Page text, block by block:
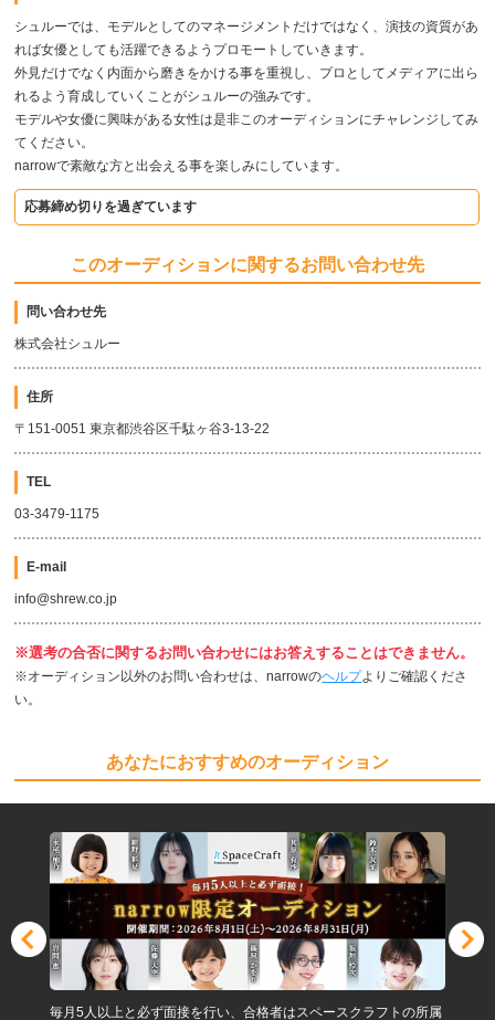
シュルーでは、モデルとしてのマネージメントだけではなく、演技の資質があ
れば女優としても活躍できるようプロモートしていきます。
外見だけでなく内面から磨きをかける事を重視し、プロとしてメディアに出ら
れるよう育成していくことがシュルーの強みです。
モデルや女優に興味がある女性は是非このオーディションにチャレンジしてみ
てください。
narrowで素敵な方と出会える事を楽しみにしています。
応募締め切りを過ぎています
このオーディションに関するお問い合わせ先
問い合わせ先
株式会社シュルー
住所
〒151-0051 東京都渋谷区千駄ヶ谷3-13-22
TEL
03-3479-1175
E-mail
info@shrew.co.jp
※選考の合否に関するお問い合わせにはお答えすることはできません。
※オーディション以外のお問い合わせは、narrowのヘルプよりご確認くださ
い。
あなたにおすすめのオーディション
毎月5人以上と必ず面接を行い、合格者はスペースクラフトの所属